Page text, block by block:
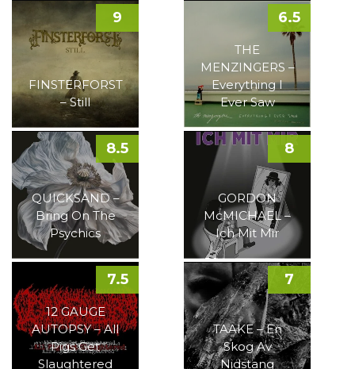
FINSTERFORST
– Still
9
THE
MENZINGERS –
Everything I
Ever Saw
6.5
QUICKSAND –
Bring On The
Psychics
8.5
GORDON
McMICHAEL –
Ich Mit Mir
8
12 GAUGE
AUTOPSY – All
Pigs Get
Slaughtered
7.5
TAAKE – En
Skog Av
Nidstang
7